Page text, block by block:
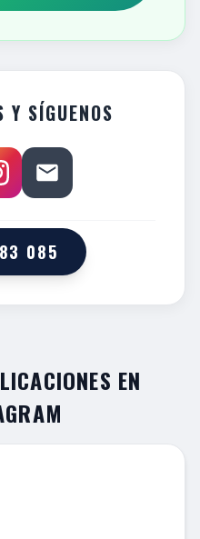
Y SÍGUENOS
085
EN